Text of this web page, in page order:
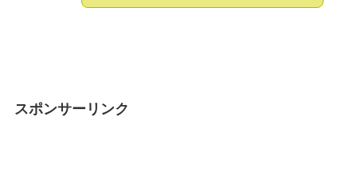
スポンサーリンク